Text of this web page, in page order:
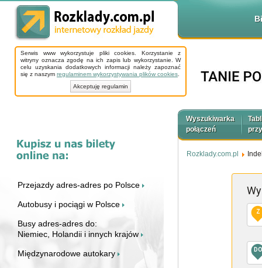
Serwis www wykorzystuje pliki cookies. Korzystanie z
witryny oznacza zgodę na ich zapis lub wykorzystanie. W
celu uzyskania dodatkowych informacji należy zapoznać
się z naszym regulaminem wykorzystywania plików cookies
Akceptuję regulamin
Przejazdy adres-adres po Polsce
Autobusy i pociągi w Polsce
Busy adres-adres do:
Niemiec, Holandii i innych krajów
Międzynarodowe autokary
Wyszukiwarka
połączeń
Rozklady.com.pl
Z
DO